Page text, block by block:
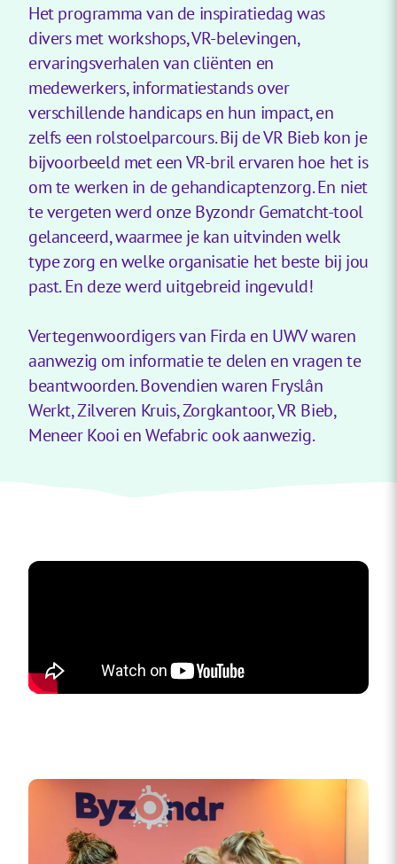
Het programma van de inspiratiedag was
divers met workshops, VR-belevingen,
ervaringsverhalen van cliënten en
medewerkers, informatiestands over
verschillende handicaps en hun impact, en
zelfs een rolstoelparcours. Bij de VR Bieb kon je
bijvoorbeeld met een VR-bril ervaren hoe het is
om te werken in de gehandicaptenzorg. En niet
te vergeten werd onze Byzondr Gematcht-tool
gelanceerd, waarmee je kan uitvinden welk
type zorg en welke organisatie het beste bij jou
past. En deze werd uitgebreid ingevuld!
Vertegenwoordigers van Firda en UWV waren
aanwezig om informatie te delen en vragen te
beantwoorden. Bovendien waren Fryslân
Werkt, Zilveren Kruis, Zorgkantoor, VR Bieb,
Meneer Kooi en Wefabric ook aanwezig.